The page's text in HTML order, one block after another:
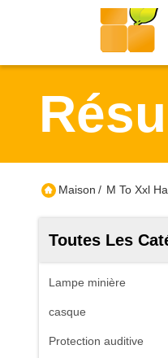
Maison / M To Xxl
Toutes Les
Lampe minière
casque
Protection auditive